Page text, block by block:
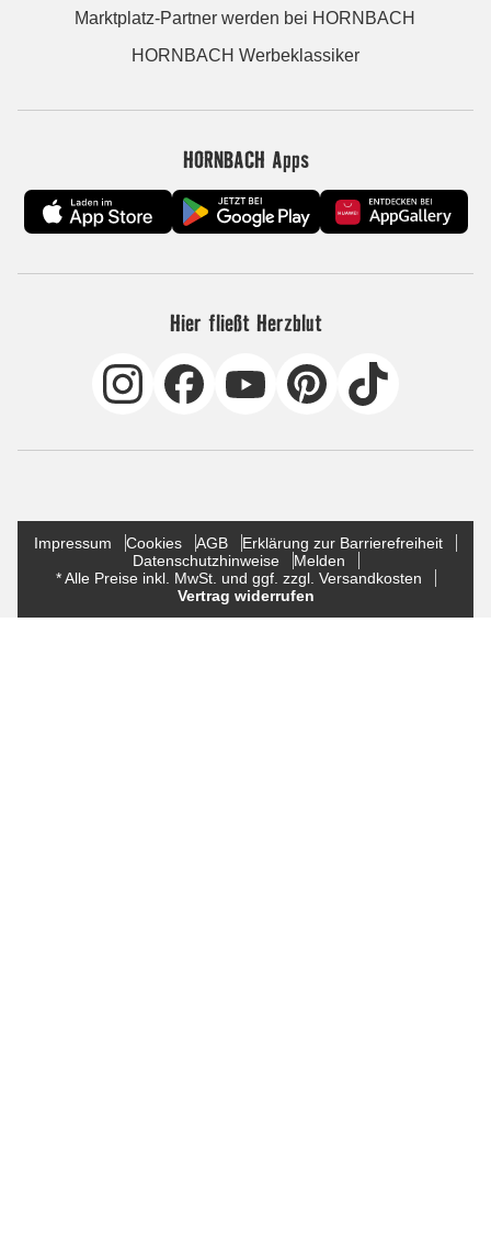
Marktplatz-Partner werden bei HORNBACH
HORNBACH Werbeklassiker
HORNBACH Apps
Hier fließt Herzblut
Impressum Cookies AGB
Erklärung zur Barrierefreiheit
Datenschutzhinweise
Melden
* Alle Preise inkl. MwSt. und ggf. zzgl. Versandkosten
Vertrag widerrufen